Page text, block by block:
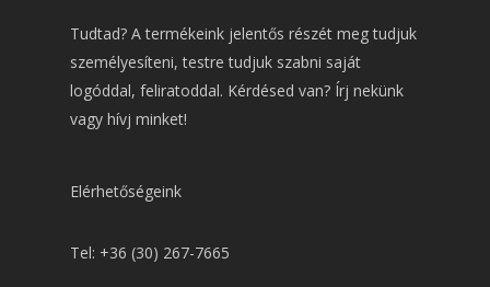
Tudtad? A termékeink jelentős részét meg tudjuk
személyesíteni, testre tudjuk szabni saját
logóddal, feliratoddal. Kérdésed van? Írj nekünk
vagy hívj minket!
Elérhetőségeink
Tel: +36 (30) 267-7665